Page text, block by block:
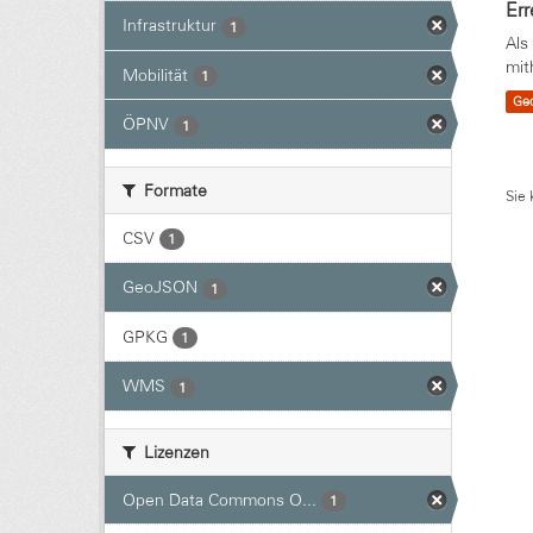
Infrastruktur 1
Mobilität 1
ÖPNV 1
Formate
CSV 1
GeoJSON 1
GPKG 1
WMS 1
Lizenzen
Open Data Commons O... 1
Sie